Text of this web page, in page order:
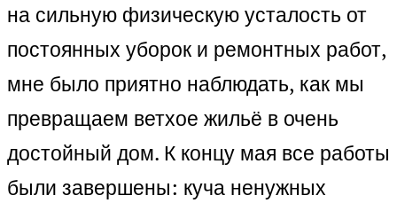
на сильную физическую усталость от
постоянных уборок и ремонтных работ,
мне было приятно наблюдать, как мы
превращаем ветхое жильё в очень
достойный дом. К концу мая все работы
были завершены: куча ненужных